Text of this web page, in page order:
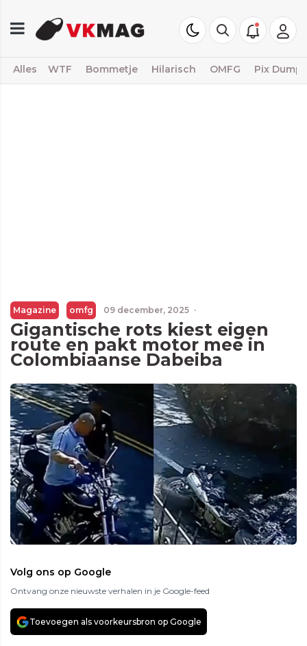
Alles WTF Bommetje Hilarisch OMFG Pix Dump
Magazine omfg 09 december, 2025 ·
Gigantische rots kiest eigen
route en pakt motor mee in
Colombiaanse Dabeiba
Volg ons op Google
Ontvang onze nieuwste verhalen in je Google-feed
Toevoegen als voorkeursbron op Google